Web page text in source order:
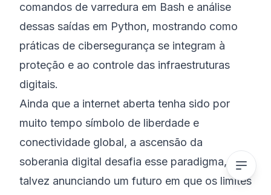
comandos de varredura em Bash e análise
dessas saídas em Python, mostrando como
práticas de cibersegurança se integram à
proteção e ao controle das infraestruturas
digitais.
Ainda que a internet aberta tenha sido por
muito tempo símbolo de liberdade e
conectividade global, a ascensão da
soberania digital desafia esse paradigma,
talvez anunciando um futuro em que os limites